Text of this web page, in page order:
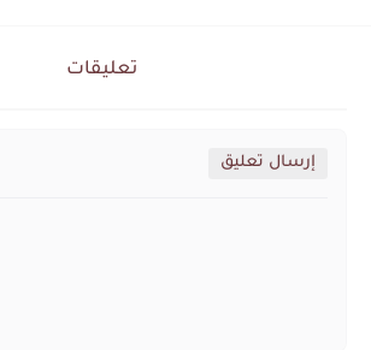
تعليقات
إرسال تعليق